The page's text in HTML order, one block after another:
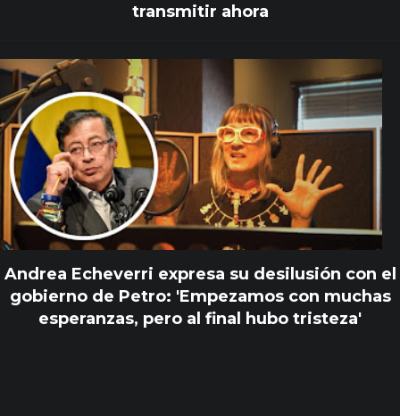
transmitir ahora
Andrea Echeverri expresa su desilusión con el
gobierno de Petro: 'Empezamos con muchas
esperanzas, pero al final hubo tristeza'